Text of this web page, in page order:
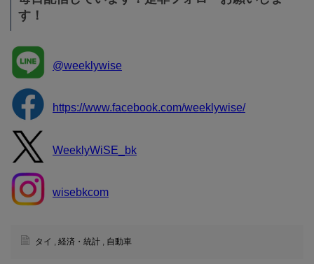
す！
@weeklywise
https://www.facebook.com/weeklywise/
WeeklyWiSE_bk
wisebkcom
タイ , 経済・統計 , 自動車